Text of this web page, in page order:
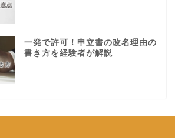
一発で許可！申立書の改名理由の
書き方を経験者が解説